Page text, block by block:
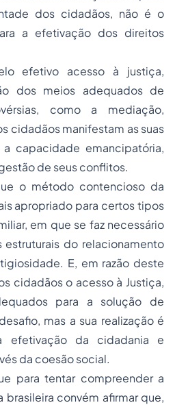
dos cidadãos, não é o
a efetivação dos direitos
efetivo acesso à justiça,
dos meios adequados de
como a mediação,
cidadãos manifestam as suas
a capacidade emancipatória,
de seus conflitos.
o método contencioso da
apropriado para certos tipos
em que se faz necessário
estruturais do relacionamento
E, em razão deste
cidadãos o acesso à Justiça,
para a solução de
mas a sua realização é
efetivação da cidadania e
da coesão social.
para tentar compreender a
brasileira convém afirmar que,